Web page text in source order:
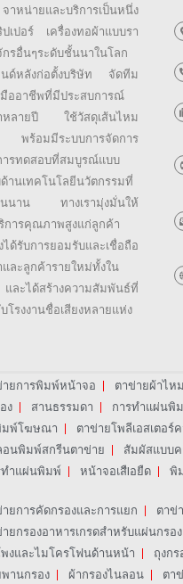
น่ายและบริการเป็นหนึ่ง
เปอร์ เครื่องทอผ้าแบบรา
กรอื่นๆระดับชั้นนาในโลก
นด์หลังก่อตั้งบริษัท จัดทีม
ออาชีพที่มีประสบการณ์
าหลายปี ใช้วัสดุเส้นไหม
พร้อมมีระบบการจัดการ
รทดสอบที่สมบูรณ์แบบ
านเทคโนโลยีนวัตกรรมที่
นิ่นนาน ทางเรามุ่งมั่นให้
ารคุณภาพสูงแก่ลูกค้า
รับการยอมรับและเชื่อถือ
ละลูกค้ารายใหม่ทั้งใน
และได้สร้างความสัมพันธ์ที่
รงงานชื่อเสียงหลายแห่ง
ายการพิมพ์หน้าจอ ตาข่ายผ้าไห
ง
สานธรรมดา การทำแผ่นพิ
มพ์โฆษณา
ตาข่ายโพลีเอสเตอร์
อนพิมพ์สกรีนตาข่าย
สัมผัสแบบ
ทำแผ่นพิมพ์
หน้าจอเสืIอยืด พิ
ายการคัดกรองและการแยก ตาข่
ยกรองอาหารเกรดสำหรับแผ่นกรอง
พงและไมโครโฟนด้านหน้า
ถุงกร
พานกรอง
ผ้ากรองไนลอน ตา